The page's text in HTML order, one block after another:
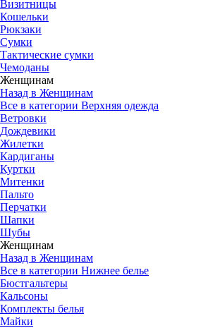
Визитницы
Кошельки
Рюкзаки
Сумки
Тактические сумки
Чемоданы
Женщинам
Назад в Женщинам
Все в категории Верхняя одежда
Ветровки
Дождевики
Жилетки
Кардиганы
Куртки
Митенки
Пальто
Перчатки
Шапки
Шубы
Женщинам
Назад в Женщинам
Все в категории Нижнее белье
Бюстгальтеры
Кальсоны
Комплекты белья
Майки